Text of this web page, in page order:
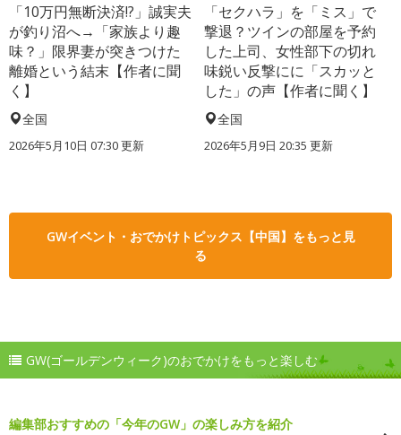
「10万円無断決済!?」誠実夫
が釣り沼へ→「家族より趣
味？」限界妻が突きつけた
離婚という結末【作者に聞
く】
全国
2026年5月10日 07:30 更新
「セクハラ」を「ミス」で
撃退？ツインの部屋を予約
した上司、女性部下の切れ
味鋭い反撃にに「スカッと
した」の声【作者に聞く】
全国
2026年5月9日 20:35 更新
GWイベント・おでかけトピックス【中国】をもっと見
る
GW(ゴールデンウィーク)のおでかけをもっと楽しむ
編集部おすすめの「今年のGW」の楽しみ方を紹介